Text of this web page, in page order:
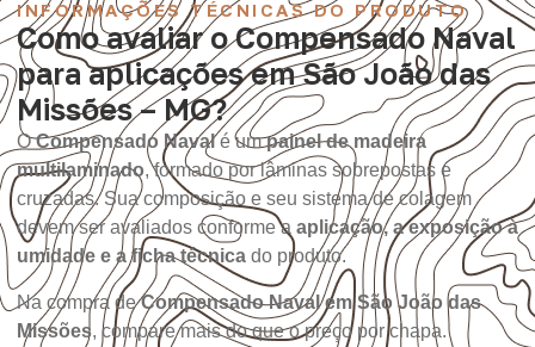
INFORMAÇÕES TÉCNICAS DO PRODUTO
Como avaliar o Compensado Naval
para aplicações em São João das
Missões – MG?
OCompensado Navalé umpainel de madeira
multilaminado, formado por lâminas sobrepostas e
cruzadas. Sua composição e seu sistema de colagem
devem ser avaliados conforme a aplicação, a exposição à
umidade e a ficha técnica do produto.
Na compra deCompensado Naval em São João das
Missões, compare mais do que o preço por chapa.